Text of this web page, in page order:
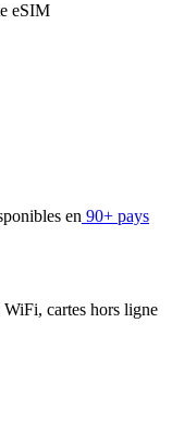
eSIM
en 90+ pays
cartes hors ligne